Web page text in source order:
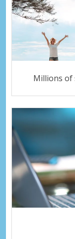
Millions of